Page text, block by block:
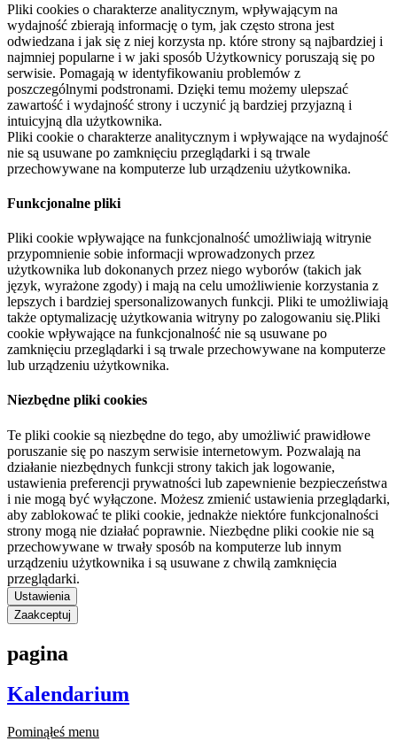
Pliki cookies o charakterze analitycznym, wpływającym na
wydajność zbierają informację o tym, jak często strona jest
odwiedzana i jak się z niej korzysta np. które strony są najbardziej i
najmniej popularne i w jaki sposób Użytkownicy poruszają się po
serwisie. Pomagają w identyfikowaniu problemów z
poszczególnymi podstronami. Dzięki temu możemy ulepszać
zawartość i wydajność strony i uczynić ją bardziej przyjazną i
intuicyjną dla użytkownika.
Pliki cookie o charakterze analitycznym i wpływające na wydajność
nie są usuwane po zamknięciu przeglądarki i są trwale
przechowywane na komputerze lub urządzeniu użytkownika.
Funkcjonalne pliki
Pliki cookie wpływające na funkcjonalność umożliwiają witrynie
przypomnienie sobie informacji wprowadzonych przez
użytkownika lub dokonanych przez niego wyborów (takich jak
język, wyrażone zgody) i mają na celu umożliwienie korzystania z
lepszych i bardziej spersonalizowanych funkcji. Pliki te umożliwiają
także optymalizację użytkowania witryny po zalogowaniu się.Pliki
cookie wpływające na funkcjonalność nie są usuwane po
zamknięciu przeglądarki i są trwale przechowywane na komputerze
lub urządzeniu użytkownika.
Niezbędne pliki cookies
Te pliki cookie są niezbędne do tego, aby umożliwić prawidłowe
poruszanie się po naszym serwisie internetowym. Pozwalają na
działanie niezbędnych funkcji strony takich jak logowanie,
ustawienia preferencji prywatności lub zapewnienie bezpieczeństwa
i nie mogą być wyłączone. Możesz zmienić ustawienia przeglądarki,
aby zablokować te pliki cookie, jednakże niektóre funkcjonalności
strony mogą nie działać poprawnie. Niezbędne pliki cookie nie są
przechowywane w trwały sposób na komputerze lub innym
urządzeniu użytkownika i są usuwane z chwilą zamknięcia
przeglądarki.
Ustawienia
Zaakceptuj
pagina
Kalendarium
Pominąłeś menu